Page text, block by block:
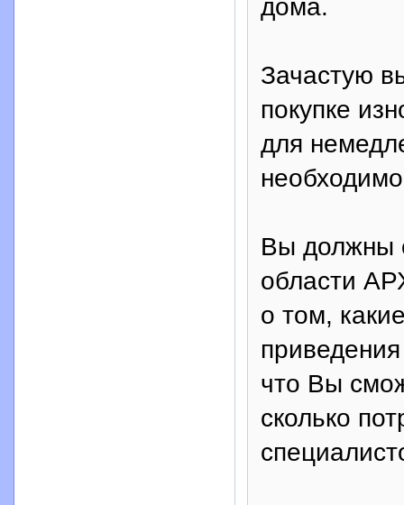
дома.
Зачастую
покупке
для
Вы должны
области
о том,
что Вы
сколько